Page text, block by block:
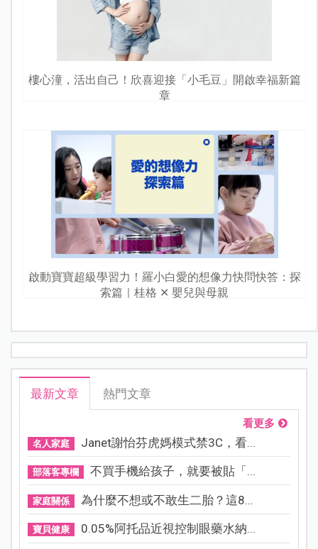
樓心潼，活出自己！欣喜迎接「小毛豆」開啟幸福新篇
章
啟動寶寶超級學習力！羅小白愛的想像力快問快答：探
索篇｜桂格 ✕ 嬰兒與母親
最新文章 熱門文章
看更多
名人家庭 Janet謝怡芬虎媽模式禁3C，看...
部落客專欄 不買手機給孩子，就要被貼「...
家庭關係 為什麼不想或不敢生二胎？這8...
寶貝健康 0.05%阿托品近視控制眼藥水納...